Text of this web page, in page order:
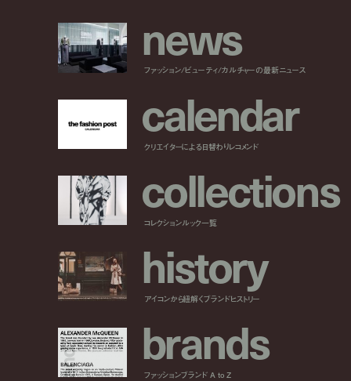
news
ファッション/ビューティ/カルチャーの最新ニュース
calendar
クリエイターによる日替わりレコメンド
collections
コレクションルック一覧
history
アイコンから紐解くブランドヒストリー
brands
ファッションブランド A to Z